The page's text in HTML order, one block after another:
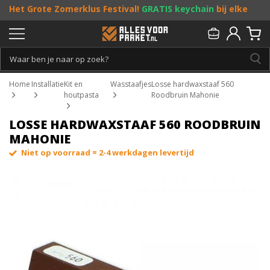
Het Grote Zomerklus Festival! GRATIS keychain bij elke
bestelling vanaf €25, entoffe acties! Doe je mee?
Persoonlijk & gratis advies:013 - 207 00 01
Home InstallatieKit en
houtpasta
WasstaafjesLosse hardwaxstaaf 560
Roodbruin Mahonie
LOSSE HARDWAXSTAAF 560 ROODBRUIN
MAHONIE
Niet op voorraad = 2-4 werkdagen levertijd